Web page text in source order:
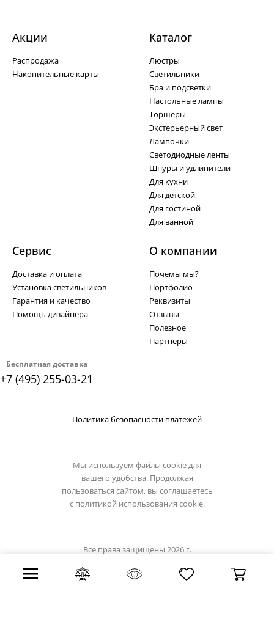
Бесплатная доставка
+7 (495) 255-03-21
Акции
Распродажа
Накопительные карты
Каталог
Люстры
Светильники
Бра и подсветки
Настольные лампы
Торшеры
Экстерьерный свет
Лампочки
Светодиодные ленты
Шнуры и удлинители
Для кухни
Для детской
Для гостиной
Для ванной
Сервис
Доставка и оплата
Установка светильников
Гарантия и качество
Помощь дизайнера
О компании
Почемы мы?
Портфолио
Реквизиты
Отзывы
Полезное
Партнеры
Политика безопасности платежей
Мы используем файлы cookie для
вашего удобства. Продолжая
пользоваться сайтом, вы соглашаетесь
с политикой использования cookie.
Все права защищены 2026 г.